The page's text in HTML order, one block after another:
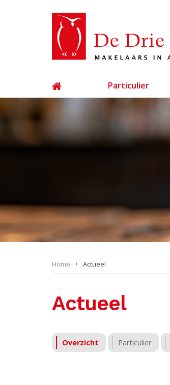
Particulier
Home Actueel
Actueel
Overzicht Particulier